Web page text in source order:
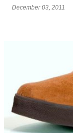
December 03, 2011